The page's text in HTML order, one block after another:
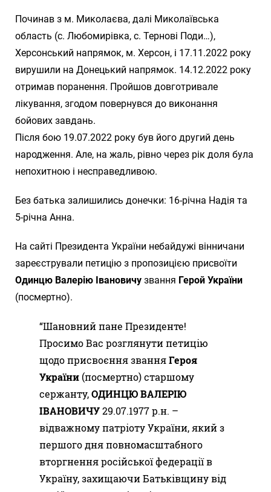
Починав з м. Миколаєва, далі Миколаївська
область (с. Любомирівка, с. Тернові Поди…),
Херсонський напрямок, м. Херсон, і 17.11.2022 року
вирушили на Донецький напрямок. 14.12.2022 року
отримав поранення. Пройшов довготривале
лікування, згодом повернувся до виконання
бойових завдань.
Після бою 19.07.2022 року був його другий день
народження. Але, на жаль, рівно через рік доля була
непохитною і несправедливою.
Без батька залишились донечки: 16-річна Надія та
5-річна Анна.
На сайті Президента України небайдужі вінничани
зареєстрували петицію з пропозицією присвоїти
Одинцю Валерію Івановичу звання Герой України
(посмертно).
“Шановний пане Президенте!
Просимо Вас розглянути петицію
щодо присвоєння званняГероя
України(посмертно) старшому
сержанту,ОДИНЦЮ ВАЛЕРІЮ
ІВАНОВИЧУ29.07.1977 р.н. –
відважному патріоту України, який з
першого дня повномасштабного
вторгнення російської федерації в
Україну, захищаючи Батьківщину від